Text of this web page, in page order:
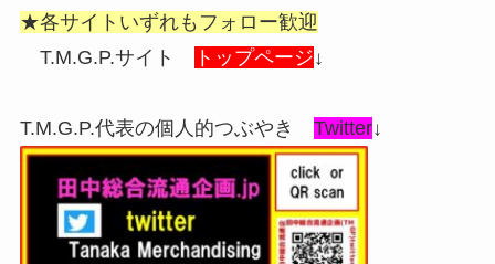
★各サイトいずれもフォロー歓迎
T.M.G.P.サイト
トップページ↓
T.M.G.P.代表の個人的つぶやき Twitter↓